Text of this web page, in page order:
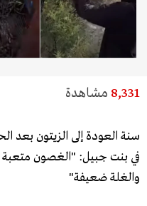
8,331 مشاهدة
سنة العودة إلى الزيتون بعد
في بنت جبيل: "الغصون متعبة
والغلة ضعيفة"